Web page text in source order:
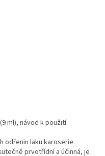
ml), návod k použití.
odřenin laku karoserie
prvotřídní a účinná, je